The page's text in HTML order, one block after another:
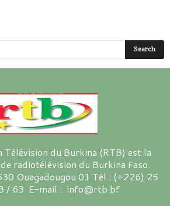
Télévision du Burkina (RTB) est la
radiotélévision du Burkina Faso.
Ouagadougou 01 Tél : (+226) 25
/ 63 E-mail : info@rtb.bf